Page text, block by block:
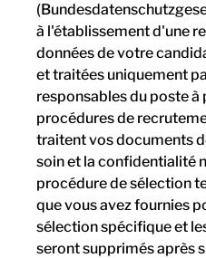
à l'établissement d'une
données de votre
et traitées uniquement
responsables du poste à
procédures de
traitent vos documents
soin et la confidentialité
procédure de sélection
que vous avez fournies
sélection spécifique et
seront supprimés après